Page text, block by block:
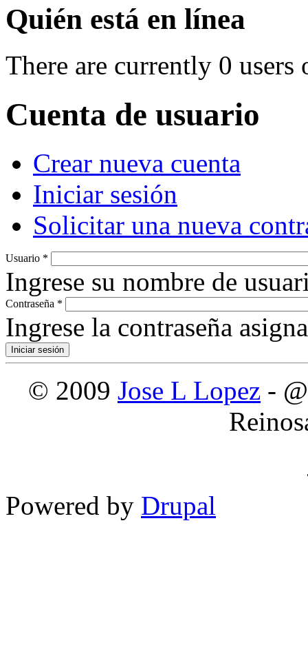
Quién está en línea
There are currently 0 users
Cuenta de usuario
Primary tabs
Crear nueva cuenta
Iniciar sesión
Solicitar una nueva
Usuario *
Ingrese su nombre de
Contraseña *
Ingrese la contraseña
© 2009 Jose L Lopez -
Powered by Drupal